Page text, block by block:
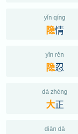
yǐn qíng
隐情
yǐn rěn
隐忍
dà zhèng
大正
diàn dà